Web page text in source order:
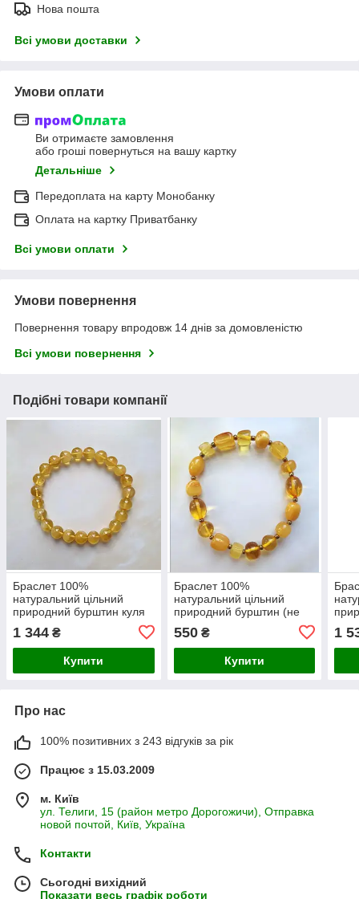
Нова пошта
Всі умови доставки
Умови оплати
Ви отримаєте замовлення
або гроші повернуться на вашу картку
Детальніше
Передоплата на карту Монобанку
Оплата на картку Приватбанку
Всі умови оплати
Умови повернення
Повернення товару впродовж 14 днів за домовленістю
Всі умови повернення
Подібні товари компанії
Браслет 100%
натуральний цільний
природний бурштин куля
1 344 ₴
Купити
Браслет 100%
натуральний цільний
природний бурштин (не
прес, не плавка) вага 8г
розмір 19
550₴
Купити
1
Про нас
100% позитивних з 243 відгуків за рік
Працює з 15.03.2009
м. Київ
ул. Телиги, 15 (район метро Дорогожичи), Отправка
новой почтой, Київ, Україна
Контакти
Сьогодні вихідний
Показати весь графік роботи